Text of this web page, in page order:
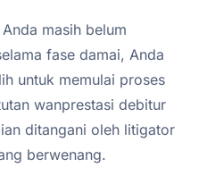
masih belum
fase damai, Anda
untuk memulai proses
wanprestasi debitur
ditangani oleh litigator
berwenang.